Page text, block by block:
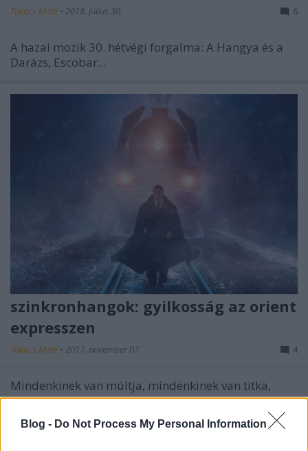
Blog - Do Not Process My Personal Information
Takács Máté • 2018. július 30. 6
A hazai mozik 30. hétvégi forgalma: A Hangya és a
Darázs, Escobar...
szinkronhangok: gyilkosság az orient
expresszen
Takács Máté • 2017. november 07. 4
Mindenkinek van múltja, mindenkinek van titka,
mindenkinek van szinkronhangja Agatha Christie jól
ismert regényének új feldolgozásában, sőt tán még
annak a bajusznak is külön színészt kellett keríteni,